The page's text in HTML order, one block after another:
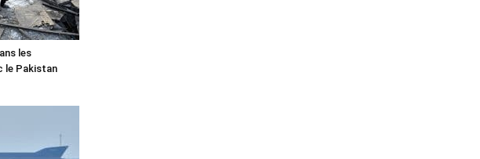
les
le Pakistan